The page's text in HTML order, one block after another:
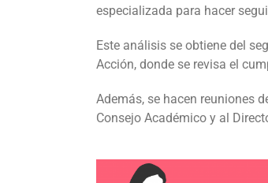
especializada para hacer
Este análisis se obtiene del
Acción, donde se revisa el
Además, se hacen reuniones
Consejo Académico y al